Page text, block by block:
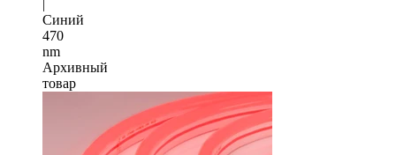
|
Синий
470
nm
Архивный
товар